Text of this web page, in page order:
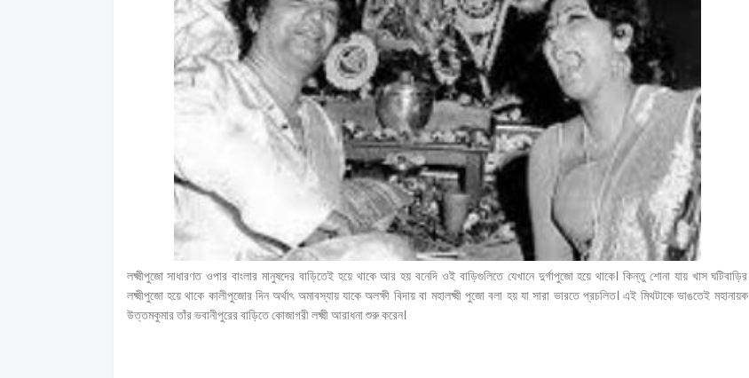
লক্ষ্মীপুজো সাধারণত ওপার বাংলার মানুষদের বাড়িতেই হয়ে থাকে আর হয় বনেদি ওই বাড়িগুলিতে যেখানে দুর্গাপুজো হয়ে থাকে। কিন্তু শোনা যায় খাস ঘটিবাড়ির
লক্ষ্মীপুজো হয়ে থাকে কালীপুজোর দিন অর্থাৎ অমাবস্যায় যাকে অলক্ষী বিদায় বা মহালক্ষ্মী পুজো বলা হয় যা সারা ভারতে প্রচলিত। এই মিথটাকে ভাঙতেই মহানায়ক
উত্তমকুমার তাঁর ভবানীপুরের বাড়িতে কোজাগরী লক্ষ্মী আরাধনা শুরু করেন।